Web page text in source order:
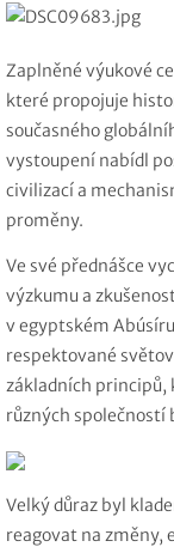
Zaplněné výukové
které propojuje
současného
vystoupení nabídl
civilizací a
proměny.
Ve své přednášce
výzkumu a
v egyptském
respektované
základních principů,
různých společností
Velký důraz byl
reagovat na změny,